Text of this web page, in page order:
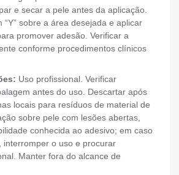
e secar a pele antes da aplicação.
“Y” sobre a área desejada e aplicar
promover adesão. Verificar a
conforme procedimentos clínicos
Uso profissional. Verificar
antes do uso. Descartar após
locais para resíduos de material de
sobre pele com lesões abertas,
conhecida ao adesivo; em caso
interromper o uso e procurar
Manter fora do alcance de